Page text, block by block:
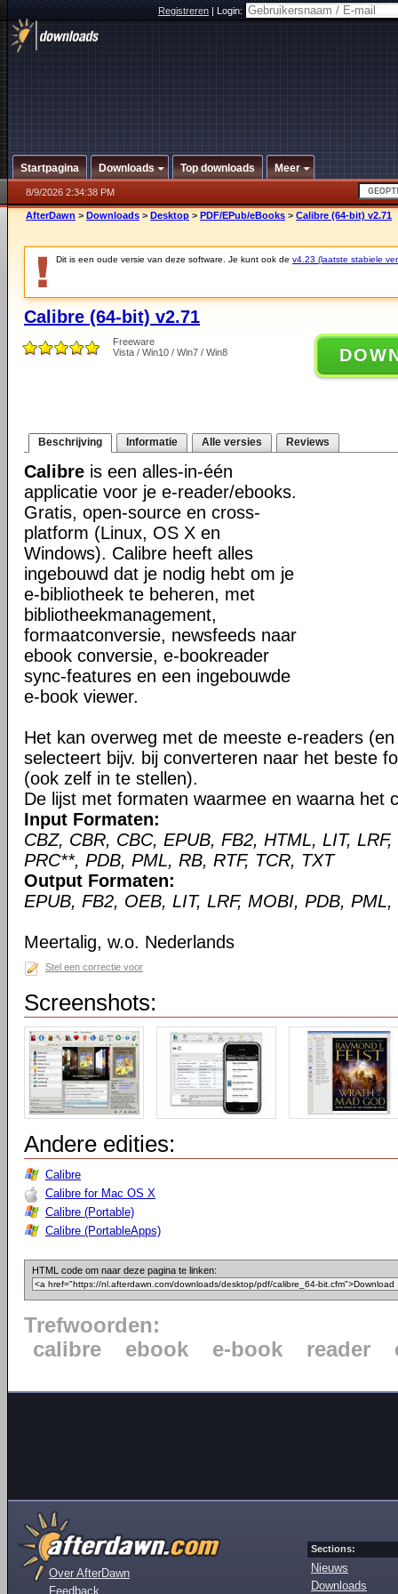
Registreren|Login:
Startpagina Downloads Top downloads Meer
8/9/2026 2:34:38 PM
AfterDawn > Downloads > Desktop > PDF/EPub/eBooks > Calibre (64-bit) v2.71
Dit is een oude versie van deze software. Je kunt ook de v4.23 (laatste stabiele
Calibre (64-bit) v2.71
Freeware
Vista / Win10 / Win7 / Win8
Beschrijving Informatie Alle versies Reviews
Calibre is een alles-in-één
applicatie voor je e-reader/ebooks.
Gratis, open-source en cross-
platform (Linux, OS X en
Windows). Calibre heeft alles
ingebouwd dat je nodig hebt om je
e-bibliotheek te beheren, met
bibliotheekmanagement,
formaatconversie, newsfeeds naar
ebook conversie, e-bookreader
sync-features en een ingebouwde
e-book viewer.
Het kan overweg met de meeste e-readers
selecteert bijv. bij converteren naar het beste
(ook zelf in te stellen).
De lijst met formaten waarmee en waarna het
Input Formaten:
CBZ, CBR, CBC, EPUB, FB2, HTML, LIT,
PRC**, PDB, PML, RB, RTF, TCR, TXT
Output Formaten:
EPUB, FB2, OEB, LIT, LRF, MOBI, PDB,
Meertalig, w.o. Nederlands
Stel een correctie voor
Screenshots:
Andere edities:
Calibre
Calibre for Mac OS X
Calibre (Portable)
Calibre (PortableApps)
HTML code om naar deze pagina te linken:
Trefwoorden:
calibre
ebook e-book reader
Over AfterDawn
Feedback
Sections:
Nieuws
Downloads